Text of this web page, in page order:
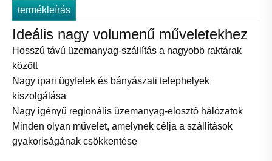
termékleírás
Ideális nagy volumenű műveletekhez
Hosszú távú üzemanyag-szállítás a nagyobb raktárak
között
Nagy ipari ügyfelek és bányászati ​​telephelyek
kiszolgálása
Nagy igényű regionális üzemanyag-elosztó hálózatok
Minden olyan művelet, amelynek célja a szállítások
gyakoriságának csökkentése